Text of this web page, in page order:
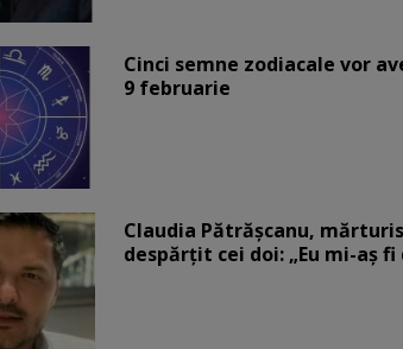
Cinci semne zodiacale vor
9 februarie
Claudia Pătrășcanu,
despărțit cei doi: „Eu mi-aș